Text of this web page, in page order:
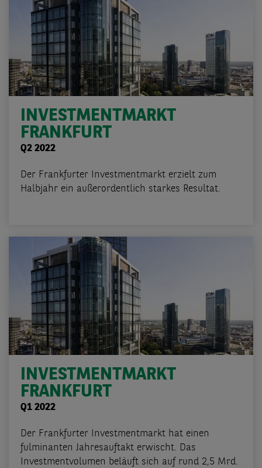
INVESTMENTMARKT
FRANKFURT
Q2 2022
Der Frankfurter Investmentmarkt erzielt zum
Halbjahr ein außerordentlich starkes Resultat.
INVESTMENTMARKT
FRANKFURT
Q1 2022
Der Frankfurter Investmentmarkt hat einen
fulminanten Jahresauftakt erwischt. Das
Investmentvolumen beläuft sich auf rund 2,5 Mrd.